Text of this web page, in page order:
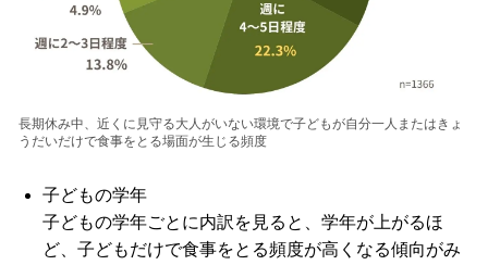
長期休み中、近くに見守る大人がいない環境で子どもが自分一人またはきょ
うだいだけで食事をとる場面が生じる頻度
子どもの学年
子どもの学年ごとに内訳を見ると、学年が上がるほ
ど、子どもだけで食事をとる頻度が高くなる傾向がみ